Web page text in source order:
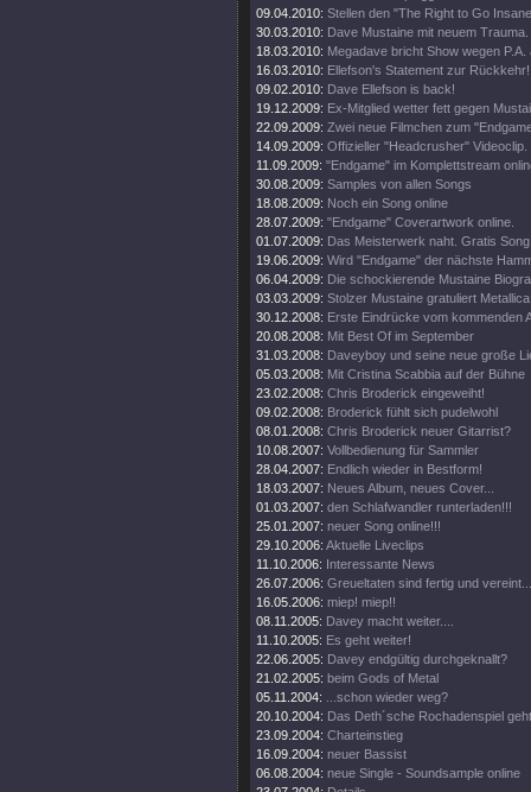
09.04.2010: Stellen den "The Right to Go
30.03.2010: Dave Mustaine mit neuem Trauma.
18.03.2010: Megadave bricht Show wegen P.A.
16.03.2010: Ellefson's Statement zur Rückkehr!
09.02.2010: Dave Ellefson is back!
19.12.2009: Ex-Mitglied wetter fett gegen
22.09.2009: Zwei neue Filmchen zum
14.09.2009: Offizieller "Headcrusher" Videoclip.
11.09.2009: "Endgame" im Komplettstream
30.08.2009: Samples von allen Songs
18.08.2009: Noch ein Song online
28.07.2009: "Endgame" Coverartwork online.
01.07.2009: Das Meisterwerk naht. Gratis
19.06.2009: Wird "Endgame" der nächste
06.04.2009: Die schockierende Mustaine
03.03.2009: Stolzer Mustaine gratuliert
30.12.2008: Erste Eindrücke vom kommenden
20.08.2008: Mit Best Of im September
31.03.2008: Daveyboy und seine neue große
05.03.2008: Mit Cristina Scabbia auf der Bühne
23.02.2008: Chris Broderick eingeweiht!
09.02.2008: Broderick fühlt sich pudelwohl
08.01.2008: Chris Broderick neuer Gitarrist?
10.08.2007: Vollbedienung für Sammler
28.04.2007: Endlich wieder in Bestform!
18.03.2007: Neues Album, neues Cover...
01.03.2007: den Schlafwandler runterladen!!!
25.01.2007: neuer Song online!!!
29.10.2006: Aktuelle Liveclips
11.10.2006: Interessante News
26.07.2006: Greueltaten sind fertig und vereint...
16.05.2006: miep! miep!!
08.11.2005: Davey macht weiter....
11.10.2005: Es geht weiter!
22.06.2005: Davey endgültig durchgeknallt?
21.02.2005: beim Gods of Metal
05.11.2004:
...schon wieder weg?
20.10.2004: Das Deth´sche Rochadenspiel
23.09.2004: Charteinstieg
16.09.2004: neuer Bassist
06.08.2004: neue Single - Soundsample online